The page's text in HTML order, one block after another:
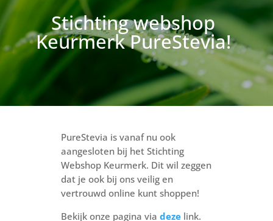
Stichting webshop
Keurmerk PureStevia!
PureStevia is vanaf nu ook
aangesloten bij het Stichting
Webshop Keurmerk. Dit wil zeggen
dat je ook bij ons veilig en
vertrouwd online kunt shoppen!
Bekijk onze pagina via deze link.